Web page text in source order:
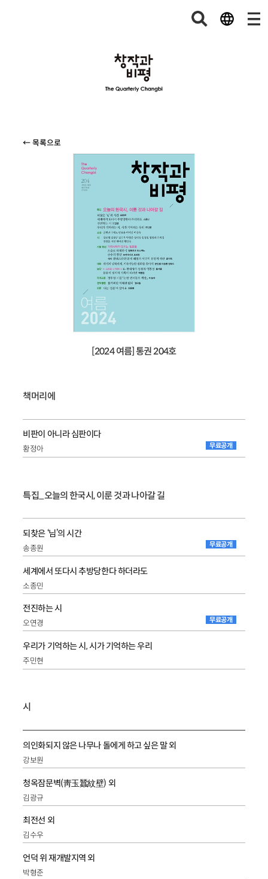
← 목록으로
[2024 여름] 통권 204호
책머리에
비판이 아니라 심판이다
황정아 무료공개
특집_오늘의 한국시, 이룬 것과 나아갈 길
되찾은 ‘님’의 시간
송종원 무료공개
세계에서 또다시 추방당한다 하더라도
소종민
전진하는 시
오연경 무료공개
우리가 기억하는 시, 시가 기억하는 우리
주민현
시
의인화되지 않은 나무나 돌에게 하고 싶은 말 외
강보원
청옥잠문벽(靑玉蠶紋壁) 외
김광규
최전선 외
김수우
언덕 위 재개발지역 외
박형준